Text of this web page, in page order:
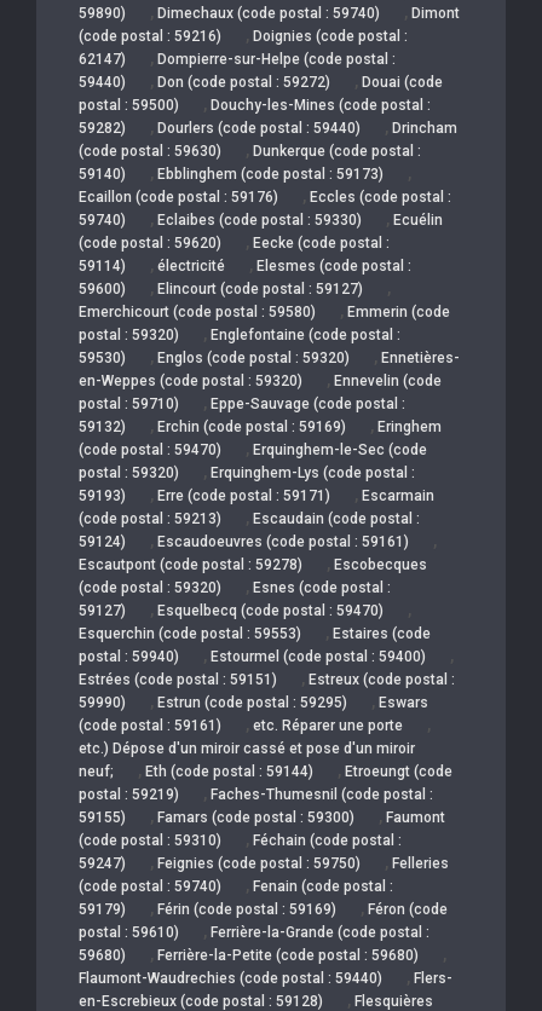
59890)
, Dimechaux (code postal : 59740) , Dimont
(code postal : 59216)
, Doignies (code postal :
62147)
, Dompierre-sur-Helpe (code postal :
59440)
, Don (code postal : 59272) , Douai (code
postal : 59500)
, Douchy-les-Mines (code postal :
59282)
, Dourlers (code postal : 59440) , Drincham
(code postal : 59630)
, Dunkerque (code postal :
59140)
, Ebblinghem (code postal : 59173) ,
Ecaillon (code postal : 59176) , Eccles (code postal :
59740)
, Eclaibes (code postal : 59330) , Ecuélin
(code postal : 59620)
, Eecke (code postal :
59114)
, électricité , Elesmes (code postal :
59600)
, Elincourt (code postal : 59127) ,
Emerchicourt (code postal : 59580) , Emmerin (code
postal : 59320)
, Englefontaine (code postal :
59530)
, Englos (code postal : 59320) , Ennetières-
en-Weppes (code postal : 59320)
, Ennevelin (code
postal : 59710)
, Eppe-Sauvage (code postal :
59132)
, Erchin (code postal : 59169) , Eringhem
(code postal : 59470)
, Erquinghem-le-Sec (code
postal : 59320)
, Erquinghem-Lys (code postal :
59193)
, Erre (code postal : 59171) , Escarmain
(code postal : 59213)
, Escaudain (code postal :
59124)
, Escaudoeuvres (code postal : 59161) ,
Escautpont (code postal : 59278) , Escobecques
(code postal : 59320)
, Esnes (code postal :
59127)
, Esquelbecq (code postal : 59470) ,
Esquerchin (code postal : 59553) , Estaires (code
postal : 59940)
, Estourmel (code postal : 59400) ,
Estrées (code postal : 59151) , Estreux (code postal :
59990)
, Estrun (code postal : 59295) , Eswars
(code postal : 59161)
, etc. Réparer une porte ,
etc.) Dépose d'un miroir cassé et pose d'un miroir
neuf;
, Eth (code postal : 59144) , Etroeungt (code
postal : 59219)
, Faches-Thumesnil (code postal :
59155)
, Famars (code postal : 59300) , Faumont
(code postal : 59310)
, Féchain (code postal :
59247)
, Feignies (code postal : 59750) , Felleries
(code postal : 59740)
, Fenain (code postal :
59179)
, Férin (code postal : 59169) , Féron (code
postal : 59610)
, Ferrière-la-Grande (code postal :
59680)
, Ferrière-la-Petite (code postal : 59680) ,
Flaumont-Waudrechies (code postal : 59440) , Flers-
en-Escrebieux (code postal : 59128)
, Flesquières